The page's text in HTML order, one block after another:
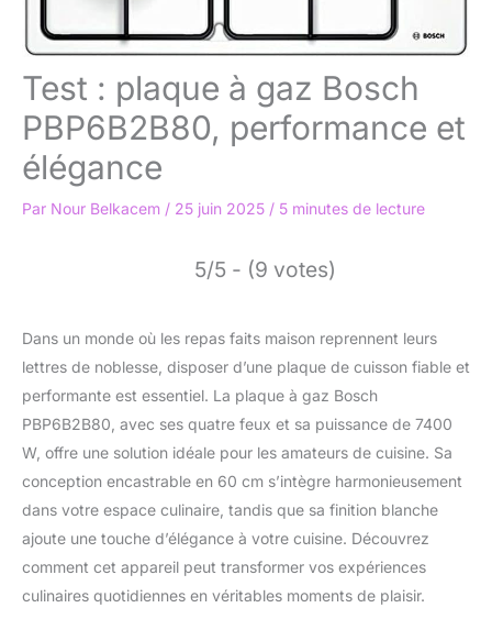
Test : plaque à gaz Bosch
PBP6B2B80, performance et
élégance
Par Nour Belkacem / 25 juin 2025 / 5 minutes de lecture
5/5 - (9 votes)
Dans un monde où les repas faits maison reprennent leurs
lettres de noblesse, disposer d’une plaque de cuisson fiable et
performante est essentiel. La plaque à gaz Bosch
PBP6B2B80, avec ses quatre feux et sa puissance de 7400
W, offre une solution idéale pour les amateurs de cuisine. Sa
conception encastrable en 60 cm s’intègre harmonieusement
dans votre espace culinaire, tandis que sa finition blanche
ajoute une touche d’élégance à votre cuisine. Découvrez
comment cet appareil peut transformer vos expériences
culinaires quotidiennes en véritables moments de plaisir.